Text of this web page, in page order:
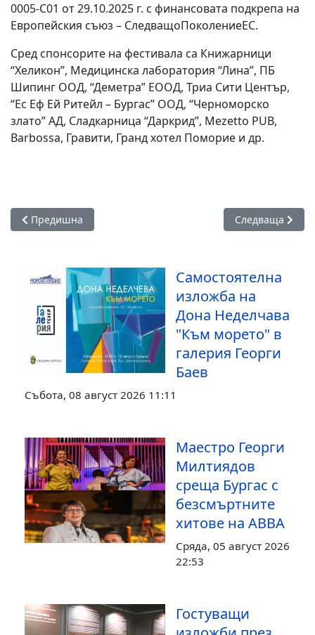
0005-C01 от 29.10.2025 г. с финансовата подкрепа на
Европейския съюз – СледващоПоколениеЕС.
Сред спонсорите на фестивала са Книжарници
“Хеликон”, Медицинска лаборатория “Лина”, ПБ
Шипинг ООД, “Деметра” ЕООД, Триа Сити Център,
“Ес Еф Ей Ритейл – Бургас” ООД, “Черноморско
злато” АД, Сладкарница “Даркрид”, Mezetto PUB,
Barbossa, Гравити, Гранд хотел Поморие и др.
Предишна статия: Близо 40 филма и изцяло вход
Предишна Следваща
Следваща
Самостоятелна
изложба на
Дона Неделчава
"Към морето" в
галерия Георги
Баев
Събота, 08 август 2026 11:11
Маестро Георги
Милтиядов
среща Бургас с
безсмъртните
хитове на ABBA
Сряда, 05 август 2026
22:53
Гостуващи